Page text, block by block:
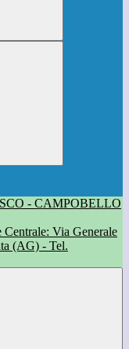
Centrale: Via Generale
(AG) - Tel.